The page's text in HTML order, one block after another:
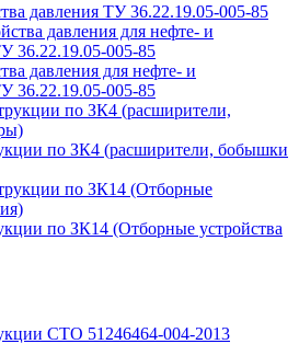
давления ТУ 36.22.19.05-005-85
давления для нефте- и
36.22.19.05-005-85
по ЗК4 (расширители, бобышки
по ЗК14 (Отборные устройства
СТО 51246464-004-2013